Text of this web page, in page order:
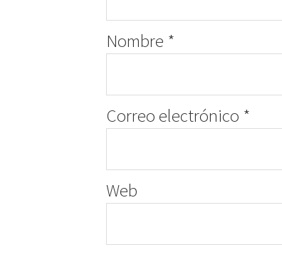
Nombre *
Correo electrónico *
Web